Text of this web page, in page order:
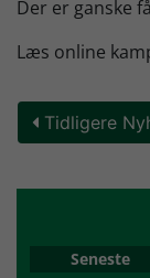
Der er ganske
Læs online
Tidligere
Seneste